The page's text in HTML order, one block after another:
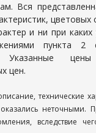
Вся
цветовых
и ни при каких
пункта 2
Указанные
цен.
технические
неточными.
вследствие